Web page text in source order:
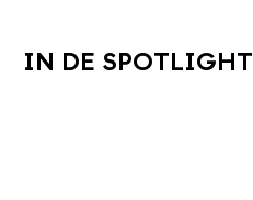
IN DE SPOTLIGHT